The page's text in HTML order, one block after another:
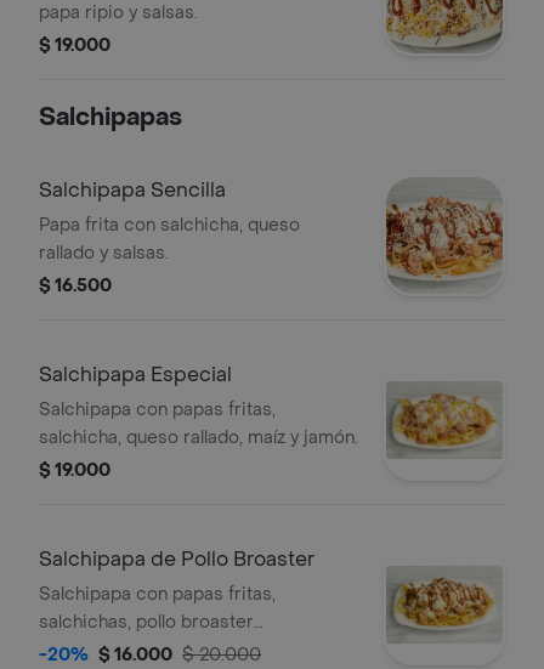
papa ripio y salsas.
$ 19.000
Salchipapas
Salchipapa Sencilla
Papa frita con salchicha, queso
rallado y salsas.
$ 16.500
Salchipapa Especial
Salchipapa con papas fritas,
salchicha, queso rallado, maíz y jamón.
$ 19.000
Salchipapa de Pollo Broaster
Salchipapa con papas fritas,
salchichas, pollo broaster
desmechado, queso rallado y salsas
-20% $ 16.000 $ 20.000